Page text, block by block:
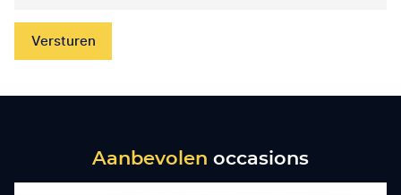
Versturen
Aanbevolen occasions